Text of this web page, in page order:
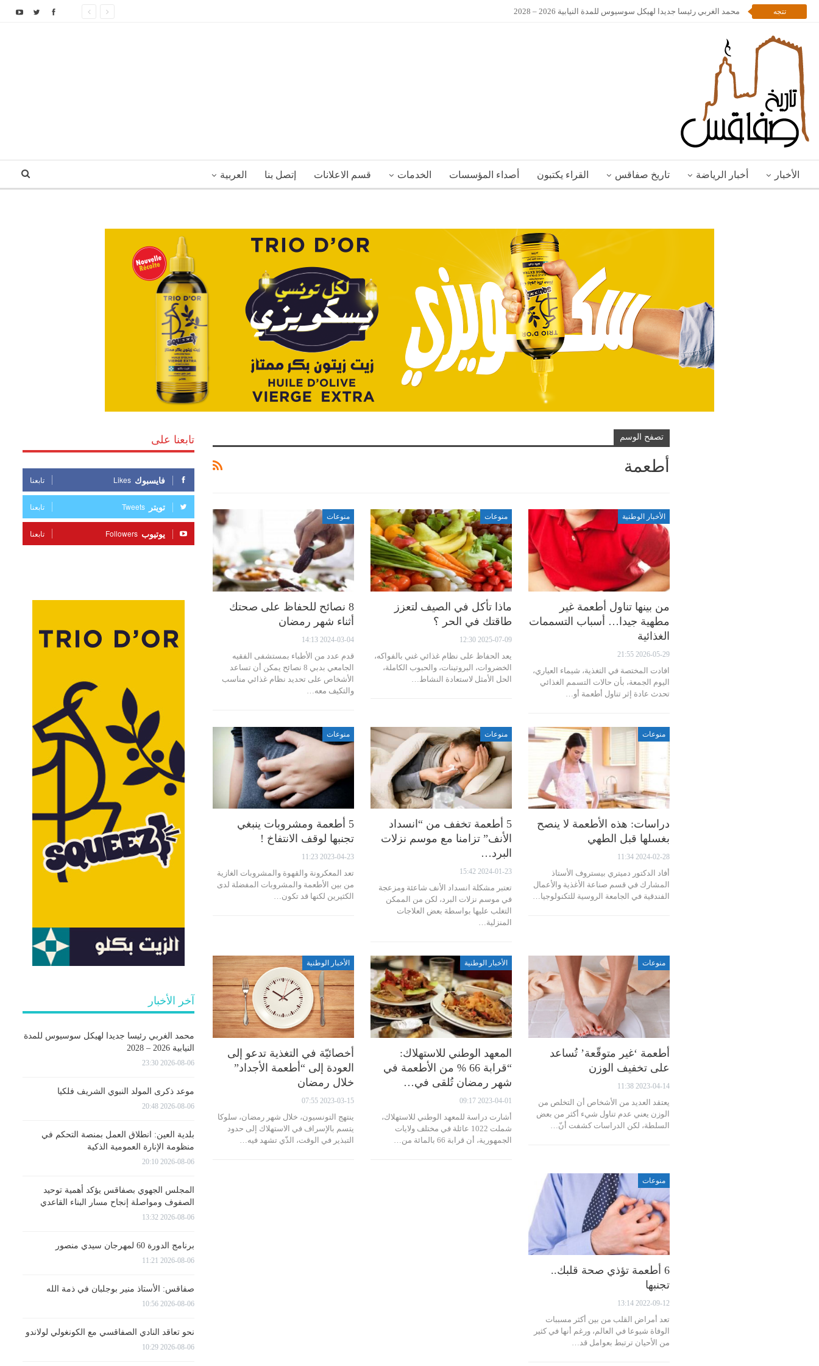
تتجه محمد الغربي رئيسا جديدا لهيكل سوسيوس للمدة النيابية 2026 – 2028
الأخبار أخبار الرياضة تاريخ صفاقس القراء يكتبون أصداء المؤسسات الخدمات قسم الاعلانات إتصل بنا العربية
تصفح الوسم
أطعمة
الأخبار الوطنية
من بينها تناول أطعمة غير
مطهية جيدا… أسباب التسممات
الغذائية
2026-05-29 21:55
افادت المختصة في التغذية، شيماء العياري،
اليوم الجمعة، بأن حالات التسمم الغذائي
تحدث عادة إثر تناول أطعمة أو…
منوعات
ماذا تأكل في الصيف لتعزز
طاقتك في الحر ؟
2025-07-09 12:30
يعد الحفاظ على نظام غذائي غني بالفواكه،
الخضروات، البروتينات، والحبوب الكاملة،
الحل الأمثل لاستعادة النشاط…
منوعات
8 نصائح للحفاظ على صحتك
أثناء شهر رمضان
2024-03-04 14:13
قدم عدد من الأطباء بمستشفى الفقيه
الجامعي بدبي 8 نصائح يمكن أن تساعد
الأشخاص على تحديد نظام غذائي مناسب
والتكيف معه…
منوعات
دراسات: هذه الأطعمة لا ينصح
بغسلها قبل الطهي
2024-02-28 11:34
أفاد الدكتور دميتري بيستروف الأستاذ
المشارك في قسم صناعة الأغذية والأعمال
الفندقية في الجامعة الروسية للتكنولوجيا…
منوعات
5 أطعمة تخفف من “انسداد
الأنف” تزامنا مع موسم نزلات
البرد…
2024-01-23 15:42
تعتبر مشكلة انسداد الأنف شاعئة ومزعجة
في موسم نزلات البرد، لكن من الممكن
التغلب عليها بواسطة بعض العلاجات
المنزلية…
منوعات
5 أطعمة ومشروبات ينبغي
تجنبها لوقف الانتفاخ !
2023-04-23 11:23
تعد المعكرونة والقهوة والمشروبات الغازية
من بين الأطعمة والمشروبات المفضلة لدى
الكثيرين لكنها قد تكون…
منوعات
أطعمة ‘غير متوقّعة’ تُساعد
على تخفيف الوزن
2023-04-14 11:38
يعتقد العديد من الأشخاص أن التخلص من
الوزن يعني عدم تناول شيء أكثر من بعض
السلطة، لكن الدراسات كشفت أنّ…
الأخبار الوطنية
المعهد الوطني للاستهلاك:
“قرابة 66 % من الأطعمة في
شهر رمضان تُلقى في…
2023-04-01 09:17
أشارت دراسة للمعهد الوطني للاستهلاك،
شملت 1022 عائلة في مختلف ولايات
الجمهورية، أن قرابة 66 بالمائة من…
الأخبار الوطنية
أخصائيّة في التغذية تدعو إلى
العودة إلى “أطعمة الأجداد”
خلال رمضان
2023-03-15 07:55
ينتهج التونسيون، خلال شهر رمضان، سلوكا
يتسم بالإسراف في الاستهلاك إلى حدود
التبذير في الوقت، الذّي تشهد فيه…
منوعات
6 أطعمة تؤذي صحة قلبك..
تجنبها
2022-09-12 13:14
تعد أمراض القلب من بين أكثر مسببات
الوفاة شيوعا في العالم، ورغم أنها في كثير
من الأحيان ترتبط بعوامل قد…
تابعنا على
فايسبوك Likes تابعنا
تويتر Tweets تابعنا
يوتيوب Followers تابعنا
آخر الأخبار
محمد الغربي رئيسا جديدا لهيكل سوسيوس للمدة
النيابية 2026 – 2028
2026-08-06 23:30
موعد ذكرى المولد النبوي الشريف فلكيا
2026-08-06 20:48
بلدية العين: انطلاق العمل بمنصة التحكم في
منظومة الإنارة العمومية الذكية
2026-08-06 20:10
المجلس الجهوي بصفاقس يؤكد أهمية توحيد
الصفوف ومواصلة إنجاح مسار البناء القاعدي
2026-08-06 13:32
برنامج الدورة 60 لمهرجان سيدي منصور
2026-08-06 11:21
صفاقس: الأستاذ منير بوجلبان في ذمة الله
2026-08-06 10:56
نحو تعاقد النادي الصفاقسي مع الكونغولي لولاندو
2026-08-06 10:29